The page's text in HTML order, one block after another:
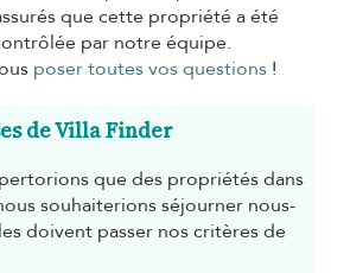
que cette propriété a été
par notre équipe.
poser toutes vos questions !
de Villa Finder
que des propriétés dans
souhaiterions séjourner nous-
doivent passer nos critères de